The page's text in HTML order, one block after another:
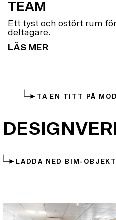
TEAM
Ett tyst och ostört rum
deltagare.
LÄS MER
TA EN TITT PÅ
LADDA NED BIM-